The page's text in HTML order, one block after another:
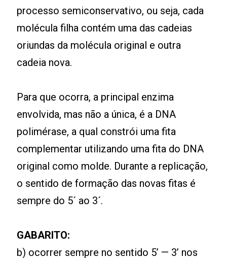
processo semiconservativo, ou seja, cada
molécula filha contém uma das cadeias
oriundas da molécula original e outra
cadeia nova.
Para que ocorra, a principal enzima
envolvida, mas não a única, é a DNA
polimérase, a qual constrói uma fita
complementar utilizando uma fita do DNA
original como molde. Durante a replicação,
o sentido de formação das novas fitas é
sempre do 5´ ao 3´.
GABARITO:
b) ocorrer sempre no sentido 5’ — 3’ nos